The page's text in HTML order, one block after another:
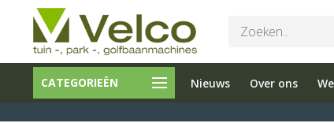
CATEGORIEËN Nieuws Over ons
Bel ons 026-
3251603
Parkmachines
en